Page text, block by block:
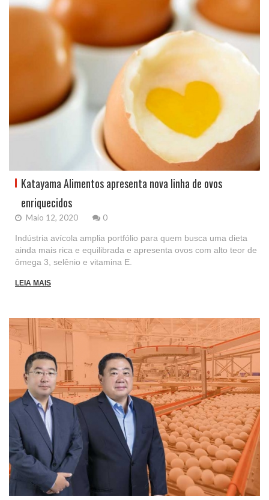
Katayama Alimentos apresenta nova linha de ovos
enriquecidos
Maio 12, 2020 0
Indústria avícola amplia portfólio para quem busca uma dieta
ainda mais rica e equilibrada e apresenta ovos com alto teor de
ômega 3, selênio e vitamina E.
LEIA MAIS